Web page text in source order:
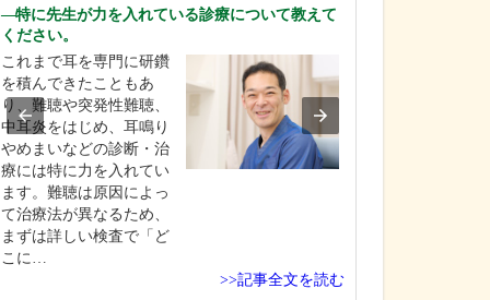
特に先生が力を入れている診療について教えて
ください。
これまで耳を専門に研鑽
を積んできたこともあ
り、難聴や突発性難聴、
中耳炎をはじめ、耳鳴り
やめまいなどの診断・治
療には特に力を入れてい
ます。難聴は原因によっ
て治療法が異なるため、
まずは詳しい検査で「ど
こに…
>>記事全文を読む